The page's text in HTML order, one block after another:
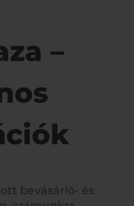
–
bevásárló- és